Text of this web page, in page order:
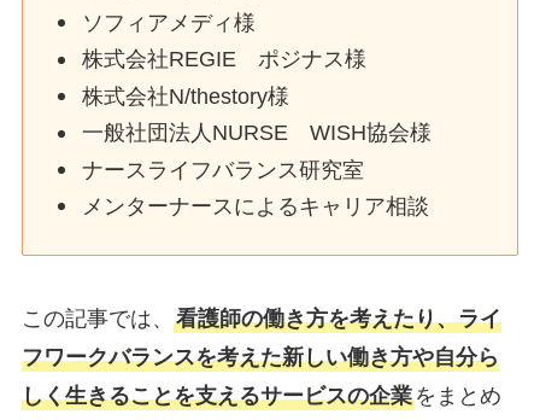
ソフィアメディ様
株式会社REGIE ポジナス様
株式会社N/thestory様
一般社団法人NURSE WISH協会様
ナースライフバランス研究室
メンターナースによるキャリア相談
この記事では、 看護師の働き方を考えたり、ライ
フワークバランスを考えた新しい働き方や自分ら
しく生きることを支えるサービスの企業をまとめ